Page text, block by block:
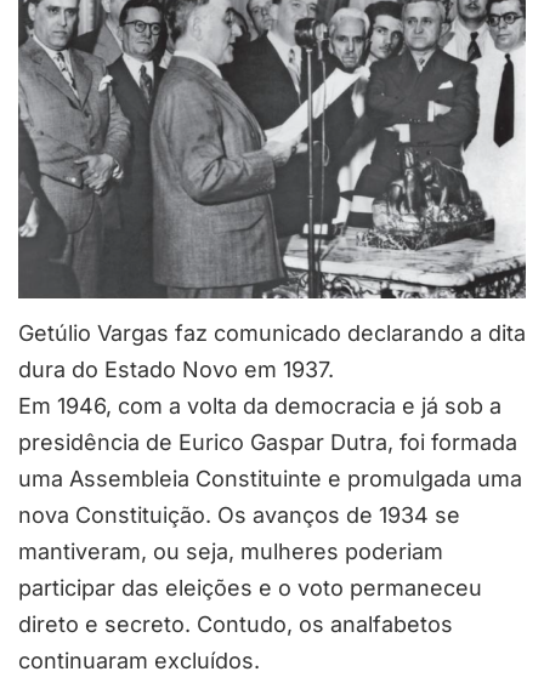
Getúlio Vargas faz comunicado declarando a dita
dura do Estado Novo em 1937.
Em 1946, com a volta da democracia e já sob a
presidência de Eurico Gaspar Dutra, foi formada
uma Assembleia Constituinte e promulgada uma
nova Constituição. Os avanços de 1934 se
mantiveram, ou seja, mulheres poderiam
participar das eleições e o voto permaneceu
direto e secreto. Contudo, os analfabetos
continuaram excluídos.